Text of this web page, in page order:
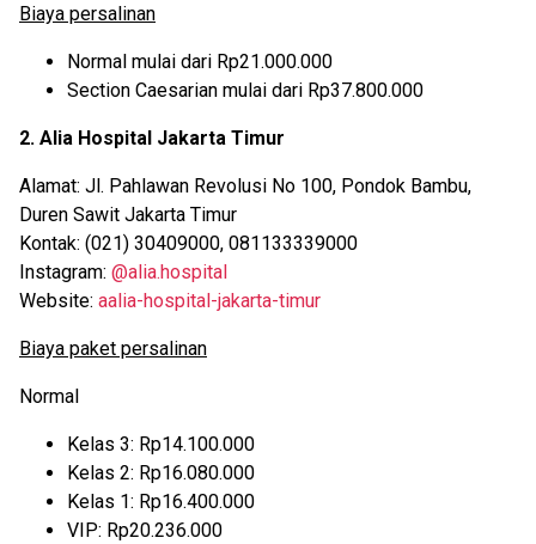
Biaya persalinan
Normal mulai dari Rp21.000.000
Section Caesarian mulai dari Rp37.800.000
2. Alia Hospital Jakarta Timur
Alamat: Jl. Pahlawan Revolusi No 100, Pondok Bambu,
Duren Sawit Jakarta Timur
Kontak: (021) 30409000, 081133339000
Instagram: @alia.hospital
Website: aalia-hospital-jakarta-timur
Biaya paket persalinan
Normal
Kelas 3: Rp14.100.000
Kelas 2: Rp16.080.000
Kelas 1: Rp16.400.000
VIP: Rp20.236.000